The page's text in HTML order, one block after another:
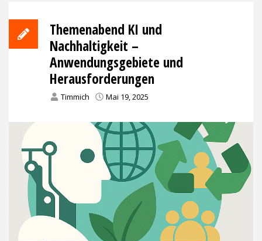
Themenabend KI und
Nachhaltigkeit –
Anwendungsgebiete und
Herausforderungen
Timmich Mai 19, 2025